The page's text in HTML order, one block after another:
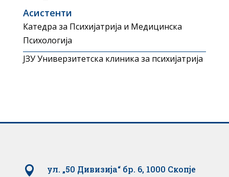
Асистенти
Катедра за Психијатрија и Медицинска
Психологија
ЈЗУ Универзитетска клиника за психијатрија
 ул. „50 Дивизија“ бр. 6, 1000 Скопје